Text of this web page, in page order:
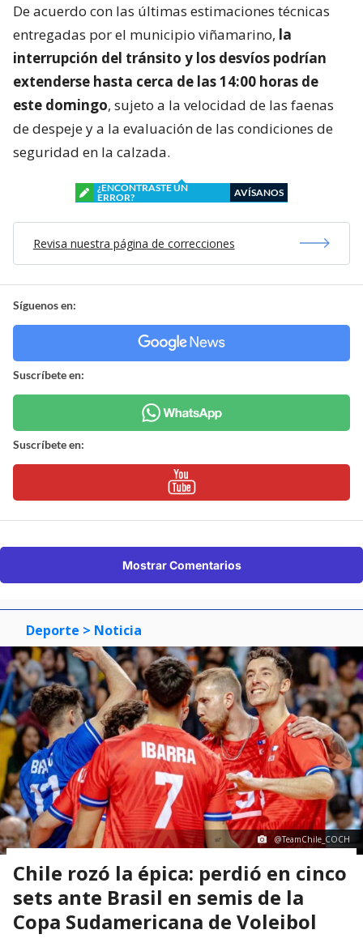
De acuerdo con las últimas estimaciones técnicas
entregadas por el municipio viñamarino, la
interrupción del tránsito y los desvíos podrían
extenderse hasta cerca de las 14:00 horas de
este domingo, sujeto a la velocidad de las faenas
de despeje y a la evaluación de las condiciones de
seguridad en la calzada.
¿ENCONTRASTE UN
ERROR?
AVÍSANOS
Revisa nuestra página de correcciones
Síguenos en:
Suscríbete en:
Suscríbete en:
Mostrar Comentarios
Deporte > Noticia
@TeamChile_COCH
Chile rozó la épica: perdió en cinco
sets ante Brasil en semis de la
Copa Sudamericana de Voleibol